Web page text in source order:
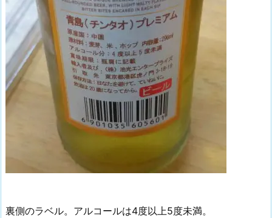
裏側のラベル。アルコールは4度以上5度未満。